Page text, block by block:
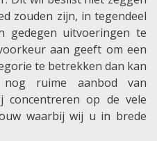
zouden zijn, in tegendeel
gedegen uitvoeringen te
aan geeft om een
te betrekken dan kan
ruime aanbod van
concentreren op de vele
waarbij wij u in brede